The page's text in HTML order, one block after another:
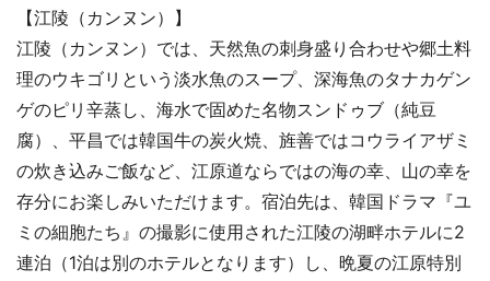
【江陵（カンヌン）】
江陵（カンヌン）では、天然魚の刺身盛り合わせや郷土料
理のウキゴリという淡水魚のスープ、深海魚のタナカゲン
ゲのピリ辛蒸し、海水で固めた名物スンドゥブ（純豆
腐）、平昌では韓国牛の炭火焼、旌善ではコウライアザミ
の炊き込みご飯など、江原道ならではの海の幸、山の幸を
存分にお楽しみいただけます。宿泊先は、韓国ドラマ『ユ
ミの細胞たち』の撮影に使用された江陵の湖畔ホテルに2
連泊（1泊は別のホテルとなります）し、晩夏の江原特別